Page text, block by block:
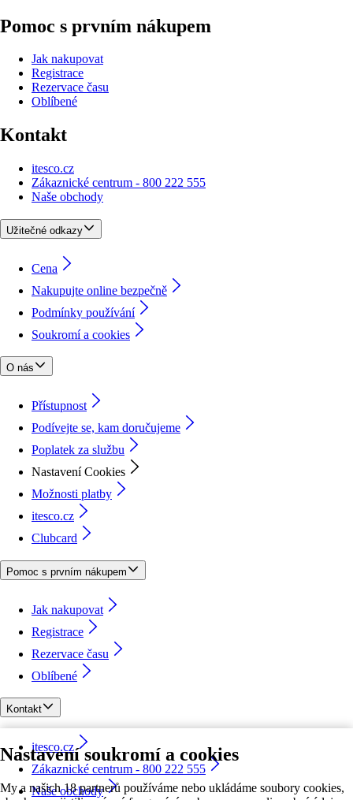
Nastavení soukromí a cookies
My a našich 18 partnerů používáme nebo ukládáme soubory cookies,
Pomoc s prvním nákupem
Jak nakupovat
Registrace
Rezervace času
Oblíbené
Kontakt
itesco.cz
Zákaznické centrum - 800 222 555
Naše obchody
Užitečné odkazy
Cena
Nakupujte online bezpečně
Podmínky používání
Soukromí a cookies
O nás
Přístupnost
Podívejte se, kam doručujeme
Poplatek za službu
Nastavení Cookies
Možnosti platby
itesco.cz
Clubcard
Pomoc s prvním nákupem
Jak nakupovat
Registrace
Rezervace času
Oblíbené
Kontakt
itesco.cz
Zákaznické centrum - 800 222 555
Naše obchody